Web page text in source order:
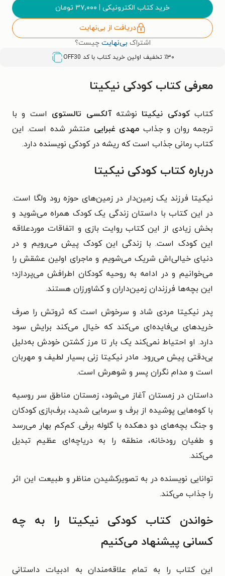
خرید کتاب الکترونیکی | ۳۷,۰۰۰ تومان
دریافت از بی‌نهایت
اشتراک بی‌نهایت چیست؟
٪۳۰ تخفیف اولین خرید کتاب با کد OFF30
معرفی کتاب کودکی نیکیتا
کتاب کودکی نیکیتا نوشته آلکسی تالستوی است و با
ترجمه روان و جذاب مهدی غبرایی منتشر شده است. این
کتاب رمانی جذاب است که ریشه در کودکی نویسنده دارد.
درباره کتاب کودکی نیکیتا
نیکیتا فرزند یک زمین‌دار در زمین‌های حوزه رود ولگا است.
در این کتاب با داستان زندگی یک کودک همراه می‌شوید و
بخش زیادی از این کتاب روایت بازی‌ و اتفاقات موردعلاقه
این کودک است. با زندگی این کودک پیش می‌رویم و در
دنیای خیالی‌اش شریک می‌شویم و ماجرای اولین عشقش را
می‌خوانیم و در ادامه به روحیه کودکان اطرافش می‌پردازد؛
این بچه‌ها فرزندان زمین‌داران و کشاورزان هستند.
پدر نیکیتا مردی شاد و سرخوش است که ثروتش را صرف
خریدهای بی‌فایده‌ای می‌کند که خیال می‌کند برایش سود
دارد. او احتیاط نمی‌کند یک بار تا مرز کشتن خودش به‌دلیل
بی‌دقتی پیش می‌رود. مادر نیکیتا زنی بسیار لطیف و مهربان
است و مدام نگران پسر و شوهرش است.
داستان در زمستان آغاز می‌شود، زمستان مناطق سر روسیه
با کوه‌هایی پوشیده از برف و سرمایی شدید، برف‌بازی کودکان
و جنگ بچه‌های دو دهکده با گلوله برفی. کم‌کم بهار می‌رسد
و طغیان رودخانه، منطقه را به دریاچه‌ای عظیم تبدیل
می‌کند.
توانایی نویسنده در به تصویرکشیدن مناظر و طبیعت این اثر
را جذاب می‌کند.
خواندن کتاب کودکی نیکیتا را به چه
کسانی پیشنهاد می‌کنیم
این کتاب را به تمام علاقه‌مندان به ادبیات داستانی